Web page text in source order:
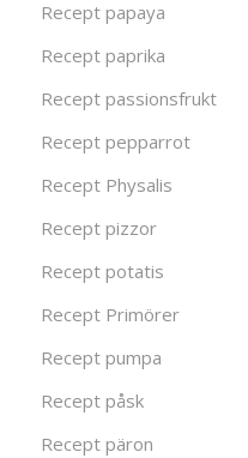
Recept papaya
Recept paprika
Recept passionsfrukt
Recept pepparrot
Recept Physalis
Recept pizzor
Recept potatis
Recept Primörer
Recept pumpa
Recept påsk
Recept päron